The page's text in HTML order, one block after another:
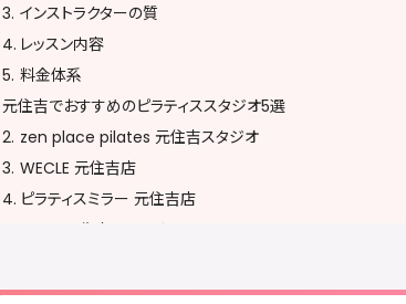
インストラクターの質
レッスン内容
料金体系
元住吉でおすすめのピラティススタジオ5選
zen place pilates 元住吉スタジオ
WECLE 元住吉店
ピラティスミラー 元住吉店
YARD 元住吉スタジオ
ピラティススタジオに通う際の注意